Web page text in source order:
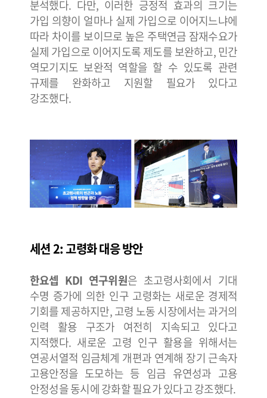
분석했다. 다만, 이러한 긍정적 효과의 크기는
가입 의향이 얼마나 실제 가입으로 이어지느냐에
따라 차이를 보이므로 높은 주택연금 잠재수요가
실제 가입으로 이어지도록 제도를 보완하고, 민간
역모기지도 보완적 역할을 할 수 있도록 관련
규제를 완화하고 지원할 필요가 있다고
강조했다.
세션 2: 고령화 대응 방안
한요셉 KDI 연구위원은 초고령사회에서 기대
수명 증가에 의한 인구 고령화는 새로운 경제적
기회를 제공하지만, 고령 노동 시장에서는 과거의
인력 활용 구조가 여전히 지속되고 있다고
지적했다. 새로운 고령 인구 활용을 위해서는
연공서열적 임금체계 개편과 연계해 장기 근속자
고용안정을 도모하는 등 임금 유연성과 고용
안정성을 동시에 강화할 필요가 있다고 강조했다.